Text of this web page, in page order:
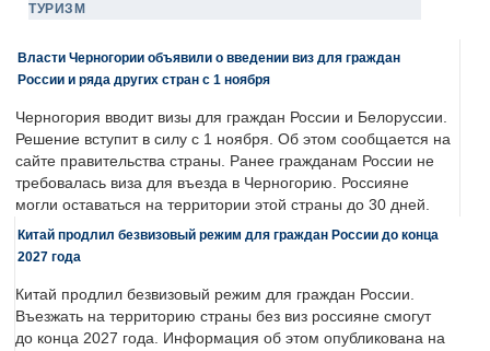
ТУРИЗМ
Власти Черногории объявили о введении виз для граждан
России и ряда других стран с 1 ноября
Черногория вводит визы для граждан России и Белоруссии.
Решение вступит в силу с 1 ноября. Об этом сообщается на
сайте правительства страны. Ранее гражданам России не
требовалась виза для въезда в Черногорию. Россияне
могли оставаться на территории этой страны до 30 дней.
Китай продлил безвизовый режим для граждан России до конца
2027 года
Китай продлил безвизовый режим для граждан России.
Въезжать на территорию страны без виз россияне смогут
до конца 2027 года. Информация об этом опубликована на